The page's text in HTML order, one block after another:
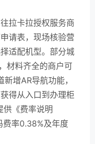
拉卡拉授权服务商
请表，现场核验营
适配机型。部分城
材料齐全的商户可
增AR导航功能，
得从入口到办理柜
供《费率说明
费率0.38%及年度